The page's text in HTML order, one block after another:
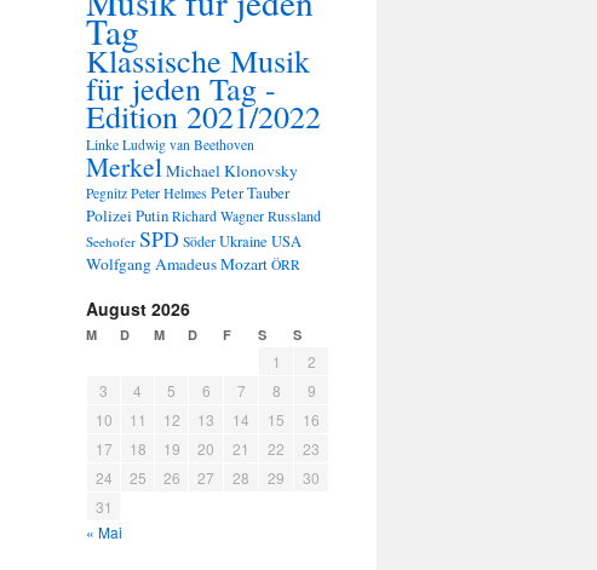
Tag
Klassische Musik
für jeden Tag -
Edition 2021/2022
Linke Ludwig van Beethoven
MerkelMichael Klonovsky
Pegnitz Peter HelmesPeter Tauber
PolizeiPutin Richard Wagner Russland
Seehofer SPD Söder Ukraine USA
Wolfgang Amadeus Mozart ÖRR
August 2026
M D M D F S S
1
2
3
4 5 6 7 8
9
10
11 12 13 14 15
16
17
18 19 20 21 22
23
24
25 26 27 28 29
30
31
« Mai